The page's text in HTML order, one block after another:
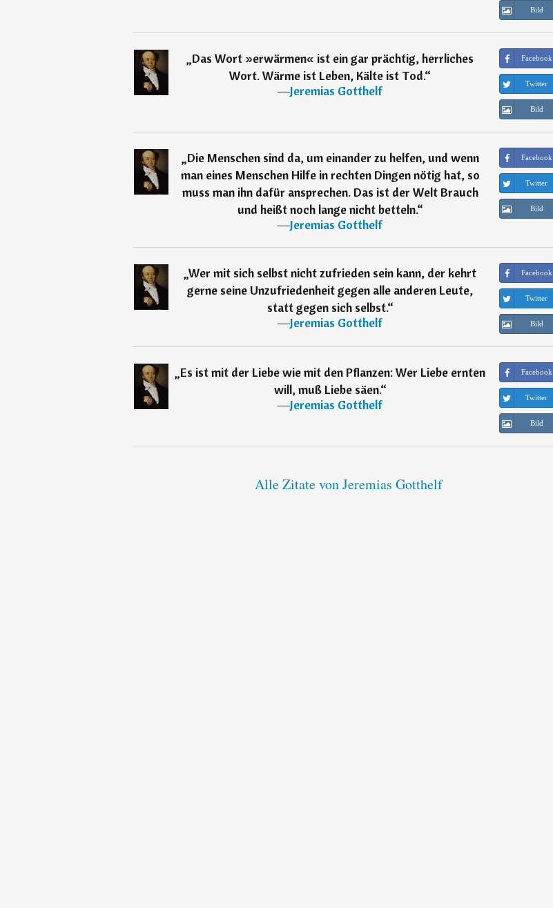
Bild
„Das Wort »erwärmen« ist ein gar prächtig, herrliches
Wort. Wärme ist Leben, Kälte ist Tod.“
―Jeremias Gotthelf
Facebook
Twitter
Bild
„Die Menschen sind da, um einander zu helfen, und wenn
man eines Menschen Hilfe in rechten Dingen nötig hat, so
muss man ihn dafür ansprechen. Das ist der Welt Brauch
und heißt noch lange nicht betteln.“
―Jeremias Gotthelf
Facebook
Twitter
Bild
„Wer mit sich selbst nicht zufrieden sein kann, der kehrt
gerne seine Unzufriedenheit gegen alle anderen Leute,
statt gegen sich selbst.“
―Jeremias Gotthelf
Facebook
Twitter
Bild
„Es ist mit der Liebe wie mit den Pflanzen: Wer Liebe ernten
will, muß Liebe säen.“
―Jeremias Gotthelf
Facebook
Twitter
Bild
Alle Zitate von Jeremias Gotthelf